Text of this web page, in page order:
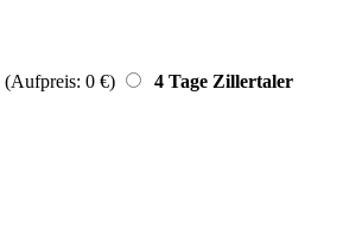
(Aufpreis: 0 €)
4 Tage Zillertaler